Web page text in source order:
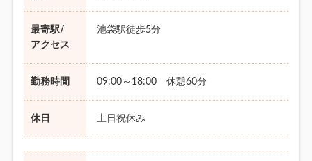
最寄駅/
アクセス
池袋駅徒歩5分
勤務時間 09:00～18:00 休憩60分
休日 土日祝休み